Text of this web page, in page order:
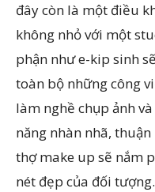
đây còn là một điều
không nhỏ với một
phận như e-kip sinh
toàn bộ những công
làm nghề chụp ảnh
năng nhàn nhã,
thợ make up sẽ nắm
nét đẹp của đối